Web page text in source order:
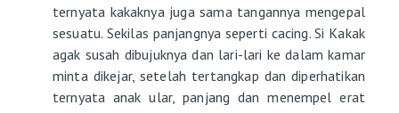
ternyata kakaknya juga sama tangannya mengepal
sesuatu. Sekilas panjangnya seperti cacing. Si Kakak
agak susah dibujuknya dan lari-lari ke dalam kamar
minta dikejar, setelah tertangkap dan diperhatikan
ternyata anak ular, panjang dan menempel erat